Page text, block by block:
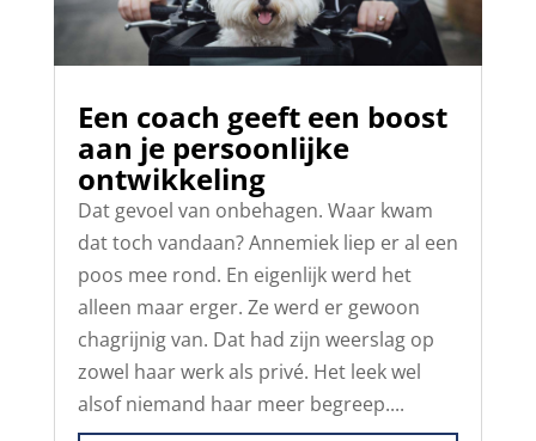
Een coach geeft een boost
aan je persoonlijke
ontwikkeling
Dat gevoel van onbehagen. Waar kwam
dat toch vandaan? Annemiek liep er al een
poos mee rond. En eigenlijk werd het
alleen maar erger. Ze werd er gewoon
chagrijnig van. Dat had zijn weerslag op
zowel haar werk als privé. Het leek wel
alsof niemand haar meer begreep....